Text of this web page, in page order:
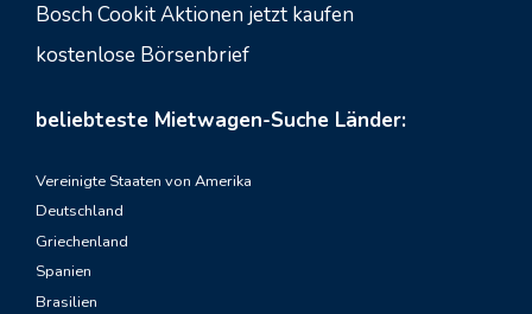
Bosch Cookit Aktionen jetzt kaufen
kostenlose Börsenbrief
beliebteste Mietwagen-Suche Länder:
Vereinigte Staaten von Amerika
Deutschland
Griechenland
Spanien
Brasilien